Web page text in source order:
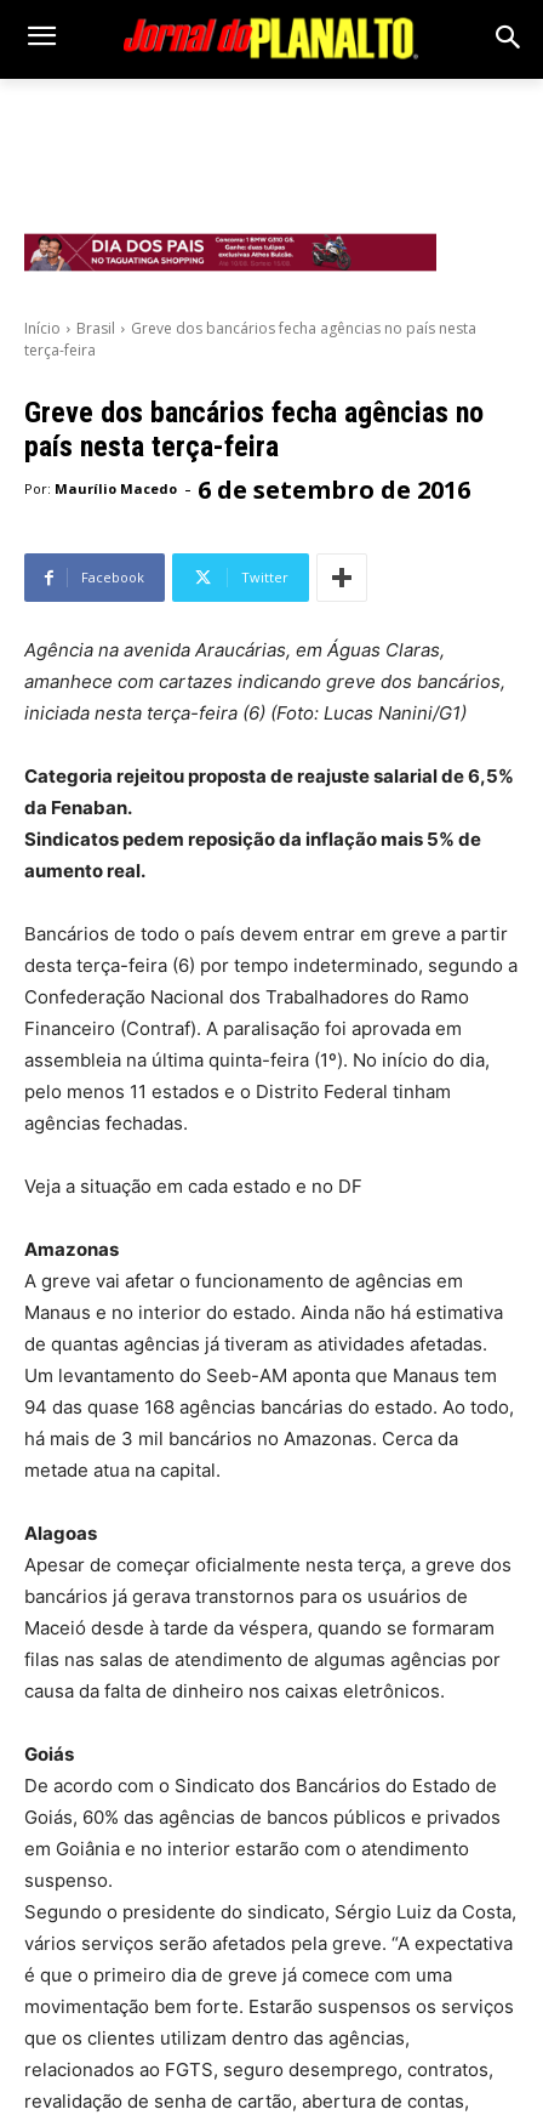
Início Brasil
Greve dos bancários fecha agências no país nesta
terça-feira
Greve dos bancários fecha agências no
país nesta terça-feira
Por: Maurílio Macedo - 6 de setembro de 2016
Facebook Twitter
Agência na avenida Araucárias, em Águas Claras,
amanhece com cartazes indicando greve dos bancários,
iniciada nesta terça-feira (6) (Foto: Lucas Nanini/G1)
Categoria rejeitou proposta de reajuste salarial de 6,5%
da Fenaban.
Sindicatos pedem reposição da inflação mais 5% de
aumento real.
Bancários de todo o país devem entrar em greve a partir
desta terça-feira (6) por tempo indeterminado, segundo a
Confederação Nacional dos Trabalhadores do Ramo
Financeiro (Contraf). A paralisação foi aprovada em
assembleia na última quinta-feira (1º). No início do dia,
pelo menos 11 estados e o Distrito Federal tinham
agências fechadas.
Veja a situação em cada estado e no DF
Amazonas
A greve vai afetar o funcionamento de agências em
Manaus e no interior do estado. Ainda não há estimativa
de quantas agências já tiveram as atividades afetadas.
Um levantamento do Seeb-AM aponta que Manaus tem
94 das quase 168 agências bancárias do estado. Ao todo,
há mais de 3 mil bancários no Amazonas. Cerca da
metade atua na capital.
Alagoas
Apesar de começar oficialmente nesta terça, a greve dos
bancários já gerava transtornos para os usuários de
Maceió desde à tarde da véspera, quando se formaram
filas nas salas de atendimento de algumas agências por
causa da falta de dinheiro nos caixas eletrônicos.
Goiás
De acordo com o Sindicato dos Bancários do Estado de
Goiás, 60% das agências de bancos públicos e privados
em Goiânia e no interior estarão com o atendimento
suspenso.
Segundo o presidente do sindicato, Sérgio Luiz da Costa,
vários serviços serão afetados pela greve. “A expectativa
é que o primeiro dia de greve já comece com uma
movimentação bem forte. Estarão suspensos os serviços
que os clientes utilizam dentro das agências,
relacionados ao FGTS, seguro desemprego, contratos,
revalidação de senha de cartão, abertura de contas,